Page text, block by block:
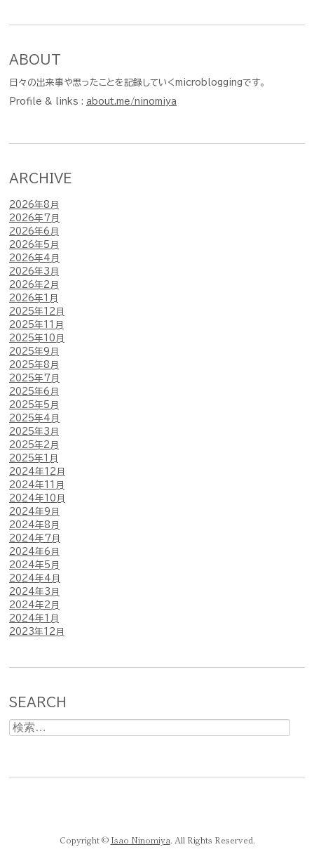
ABOUT
日々の出来事や思ったことを記録していくmicrobloggingです。
Profile & links : about.me/ninomiya
ARCHIVE
2026年8月
2026年7月
2026年6月
2026年5月
2026年4月
2026年3月
2026年2月
2026年1月
2025年12月
2025年11月
2025年10月
2025年9月
2025年8月
2025年7月
2025年6月
2025年5月
2025年4月
2025年3月
2025年2月
2025年1月
2024年12月
2024年11月
2024年10月
2024年9月
2024年8月
2024年7月
2024年6月
2024年5月
2024年4月
2024年3月
2024年2月
2024年1月
2023年12月
SEARCH
検
索:
Copyright © Isao Ninomiya. All Rights Reserved.